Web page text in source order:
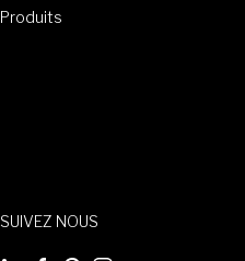
Produits
SUIVEZ NOUS